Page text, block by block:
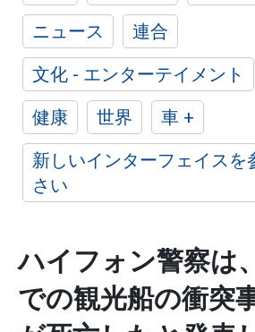
ニュース
連合
文化 - エンターテイメント
健康
世界
車 +
新しいインターフェイスを
さい
ハイフォン警察は
での観光船の衝突